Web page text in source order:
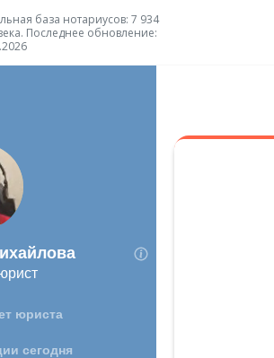
база нотариусов: 7 934
Последнее обновление: